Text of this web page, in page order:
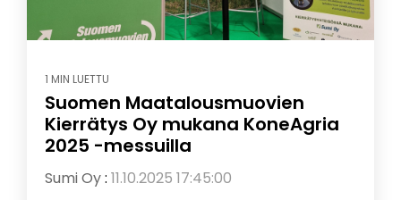
1 MIN LUETTU
Suomen Maatalousmuovien
Kierrätys Oy mukana KoneAgria
2025 -messuilla
Sumi Oy: 11.10.2025 17:45:00